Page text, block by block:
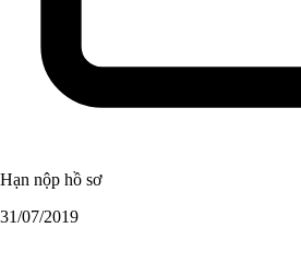
Hạn nộp hồ sơ
31/07/2019